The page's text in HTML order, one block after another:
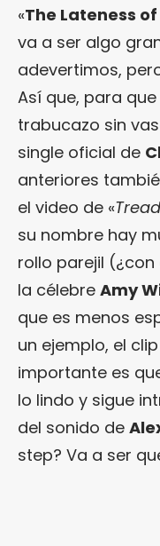
«The Lateness
va a ser algo
adevertimos,
Así que, para
trabucazo sin
single oficial de
anteriores
el video de «
su nombre hay
rollo parejil
la célebre Amy
que es menos
un ejemplo, el
importante es
lo lindo y sigue
del sonido de
step? Va a ser